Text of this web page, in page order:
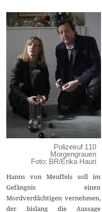
Polizeiruf 110
Morgengrauen
Foto: BR/Erika Hauri
Hanns von Meuffels soll im
Gefängnis einen
Mordverdächtigen vernehmen,
der bislang die Aussage